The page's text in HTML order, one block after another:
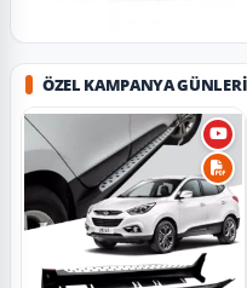
ÖZEL KAMPANYA GÜNLERI